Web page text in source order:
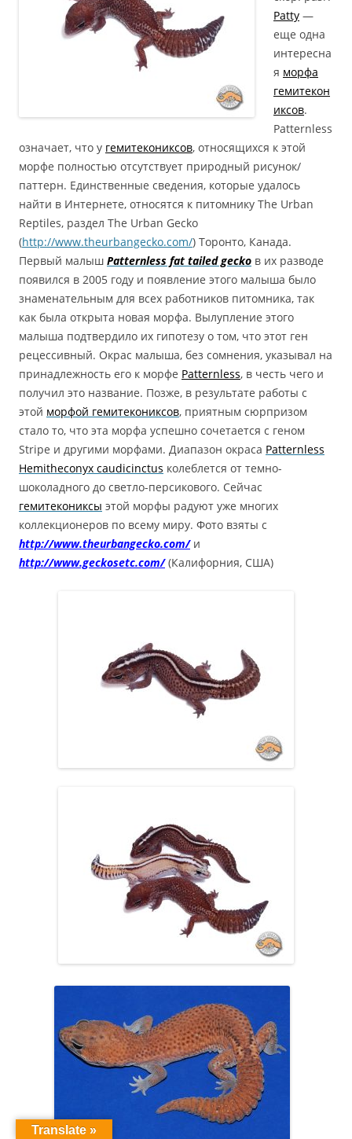
Patty —
еще одна
интересна
я морфа
гемитекон
иксов.
Patternless
означает, что у гемитекониксов, относящихся к этой
морфе полностью отсутствует природный рисунок/
паттерн. Единственные сведения, которые удалось
найти в Интернете, относятся к питомнику The Urban
Reptiles, раздел The Urban Gecko
(http://www.theurbangecko.com/) Торонто, Канада.
Первый малыш Patternless fat tailed gecko в их разводе
появился в 2005 году и появление этого малыша было
знаменательным для всех работников питомника, так
как была открыта новая морфа. Вылупление этого
малыша подтвердило их гипотезу о том, что этот ген
рецессивный. Окрас малыша, без сомнения, указывал на
принадлежность его к морфе Patternless, в честь чего и
получил это название. Позже, в результате работы с
этой морфой гемитекониксов, приятным сюрпризом
стало то, что эта морфа успешно сочетается с геном
Stripe и другими морфами. Диапазон окраса Patternless
Hemitheconyx caudicinctus колеблется от темно-
шоколадного до светло-персикового. Сейчас
гемитекониксы этой морфы радуют уже многих
коллекционеров по всему миру. Фото взяты с
http://www.theurbangecko.com/и
http://www.geckosetc.com/(Калифорния, США)
Translate »